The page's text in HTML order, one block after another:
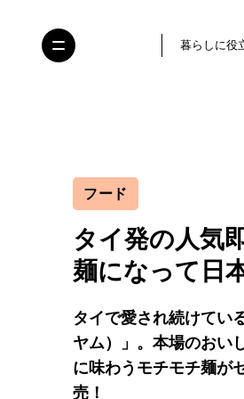
暮らしに役
フード
タイ発の人気
麺になって日
タイで愛され続けてい
ヤム）」。本場のおい
に味わうモチモチ麺が
売！